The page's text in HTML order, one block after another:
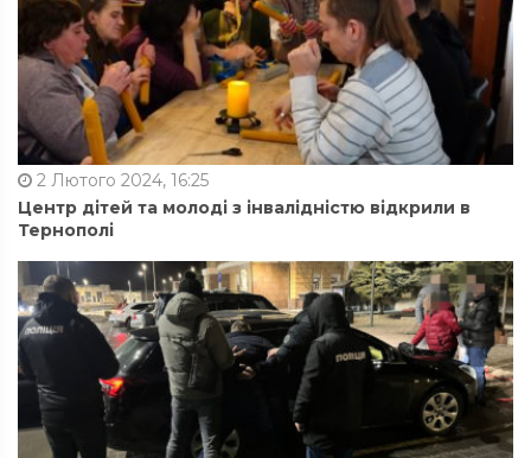
2 Лютого 2024, 16:25
Центр дітей та молоді з інвалідністю відкрили в
Тернополі